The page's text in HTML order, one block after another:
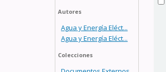
Autores
Agua y Energía Eléct...
Agua y Energía Eléct...
Colecciones